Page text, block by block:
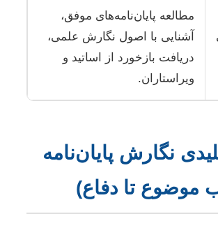
مطالعه پایان‌نامه‌های موفق،
آشنایی با اصول نگارش علمی،
دریافت بازخورد از اساتید و
ویراستاران.
نگارش پایان‌نامه
موضوع تا دفاع)